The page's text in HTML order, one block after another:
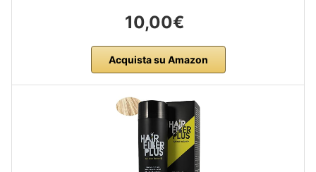
10,00€
Acquista su Amazon